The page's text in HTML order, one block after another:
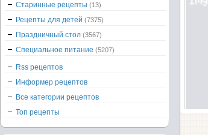
Старинные рецепты (13)
Рецепты для детей (7375)
Праздничный стол (3567)
Специальное питание (5207)
Rss рецептов
Информер рецептов
Все категории рецептов
Топ рецепты